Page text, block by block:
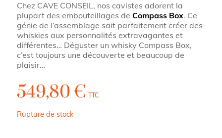
549,80€ TTC
Chez CAVE CONSEIL, nos cavistes adorent la
plupart des embouteillages de Compass Box. Ce
génie de l’assemblage sait parfaitement créer des
whiskies aux personnalités extravagantes et
différentes… Déguster un whisky Compass Box,
c’est toujours une découverte et beaucoup de
plaisir…
Rupture de stock